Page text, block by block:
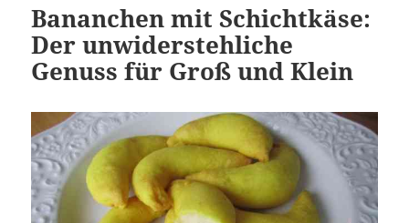
Bananchen mit Schichtkäse:
Der unwiderstehliche
Genuss für Groß und Klein